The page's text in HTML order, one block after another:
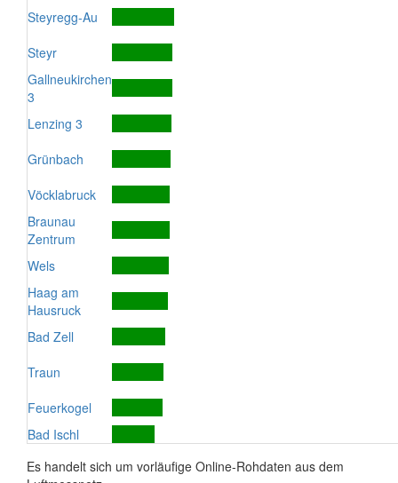
Steyregg-Au
Steyr
Gallneukirchen
3
Lenzing 3
Grünbach
Vöcklabruck
Braunau
Zentrum
Wels
Haag am
Hausruck
Bad Zell
Traun
Feuerkogel
Bad Ischl
Es handelt sich um vorläufige Online-Rohdaten aus dem